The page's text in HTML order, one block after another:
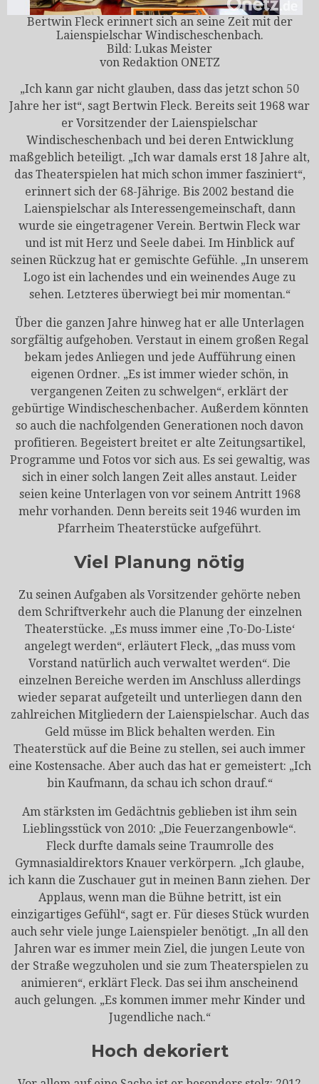
Bertwin Fleck erinnert sich an seine Zeit mit der
Laienspielschar Windischeschenbach.
Bild: Lukas Meister
von Redaktion ONETZ
„Ich kann gar nicht glauben, dass das jetzt schon 50
Jahre her ist“, sagt Bertwin Fleck. Bereits seit 1968 war
er Vorsitzender der Laienspielschar
Windischeschenbach und bei deren Entwicklung
maßgeblich beteiligt. „Ich war damals erst 18 Jahre alt,
das Theaterspielen hat mich schon immer fasziniert“,
erinnert sich der 68-Jährige. Bis 2002 bestand die
Laienspielschar als Interessengemeinschaft, dann
wurde sie eingetragener Verein. Bertwin Fleck war
und ist mit Herz und Seele dabei. Im Hinblick auf
seinen Rückzug hat er gemischte Gefühle. „In unserem
Logo ist ein lachendes und ein weinendes Auge zu
sehen. Letzteres überwiegt bei mir momentan.“
Über die ganzen Jahre hinweg hat er alle Unterlagen
sorgfältig aufgehoben. Verstaut in einem großen Regal
bekam jedes Anliegen und jede Aufführung einen
eigenen Ordner. „Es ist immer wieder schön, in
vergangenen Zeiten zu schwelgen“, erklärt der
gebürtige Windischeschenbacher. Außerdem könnten
so auch die nachfolgenden Generationen noch davon
profitieren. Begeistert breitet er alte Zeitungsartikel,
Programme und Fotos vor sich aus. Es sei gewaltig, was
sich in einer solch langen Zeit alles anstaut. Leider
seien keine Unterlagen von vor seinem Antritt 1968
mehr vorhanden. Denn bereits seit 1946 wurden im
Pfarrheim Theaterstücke aufgeführt.
Viel Planung nötig
Zu seinen Aufgaben als Vorsitzender gehörte neben
dem Schriftverkehr auch die Planung der einzelnen
Theaterstücke. „Es muss immer eine ‚To-Do-Liste‘
angelegt werden“, erläutert Fleck, „das muss vom
Vorstand natürlich auch verwaltet werden“. Die
einzelnen Bereiche werden im Anschluss allerdings
wieder separat aufgeteilt und unterliegen dann den
zahlreichen Mitgliedern der Laienspielschar. Auch das
Geld müsse im Blick behalten werden. Ein
Theaterstück auf die Beine zu stellen, sei auch immer
eine Kostensache. Aber auch das hat er gemeistert: „Ich
bin Kaufmann, da schau ich schon drauf.“
Am stärksten im Gedächtnis geblieben ist ihm sein
Lieblingsstück von 2010: „Die Feuerzangenbowle“.
Fleck durfte damals seine Traumrolle des
Gymnasialdirektors Knauer verkörpern. „Ich glaube,
ich kann die Zuschauer gut in meinen Bann ziehen. Der
Applaus, wenn man die Bühne betritt, ist ein
einzigartiges Gefühl“, sagt er. Für dieses Stück wurden
auch sehr viele junge Laienspieler benötigt. „In all den
Jahren war es immer mein Ziel, die jungen Leute von
der Straße wegzuholen und sie zum Theaterspielen zu
animieren“, erklärt Fleck. Das sei ihm anscheinend
auch gelungen. „Es kommen immer mehr Kinder und
Jugendliche nach.“
Hoch dekoriert